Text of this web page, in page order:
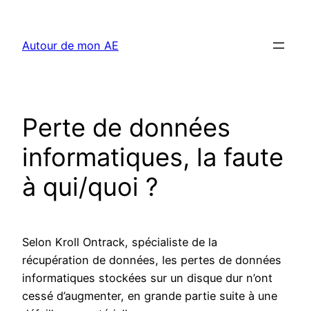
contenu
Autour de mon AE
Perte de données
informatiques, la faute
à qui/quoi ?
Selon Kroll Ontrack, spécialiste de la
récupération de données, les pertes de données
informatiques stockées sur un disque dur n’ont
cessé d’augmenter, en grande partie suite à une